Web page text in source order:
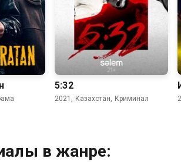
5:32
2021, Казахстан, Криминал
в жанре: